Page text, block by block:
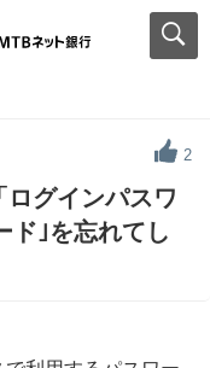
2
ログインパスワ
ド｣を忘れてし